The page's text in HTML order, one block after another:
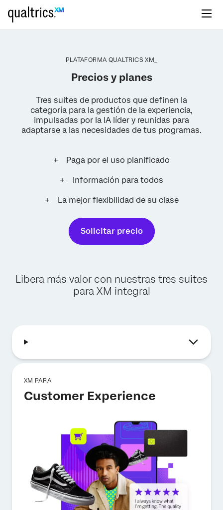
PLATAFORMA QUALTRICS XM_
Precios y planes
Tres suites de productos que definen la
categoría para la gestión de la experiencia,
impulsadas por la IA líder y reunidas para
adaptarse a las necesidades de tus programas.
Paga por el uso planificado
Información para todos
La mejor flexibilidad de su clase
Solicitar precio
Solicitar precio
Libera más valor con nuestras tres suites
para XM integral
XM PARA
Customer Experience